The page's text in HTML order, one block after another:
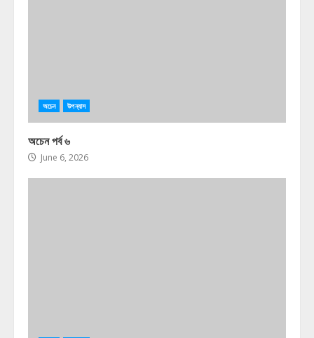
অচেন উপন্যাস
অচেন পর্ব ৬
June 6, 2026